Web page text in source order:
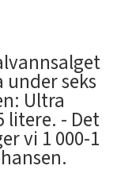
seks
Ultra
litere. - Det
vi 1 000-1